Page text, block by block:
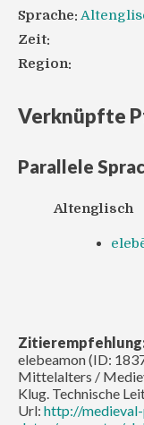
Sprache:
Zeit:
Region:
Verknüpfte
Parallele
Altenglisch
elebeamon (ID:
Mittelalters /
Klug. Technische
Url: http://